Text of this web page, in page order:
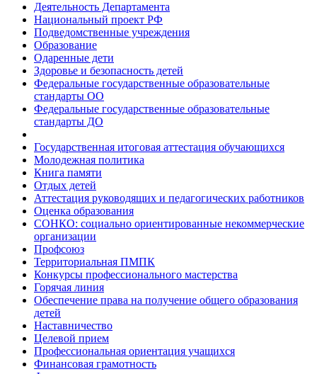
Деятельность Департамента
Национальный проект РФ
Подведомственные учреждения
Образование
Одаренные дети
Здоровье и безопасность детей
Федеральные государственные образовательные
стандарты ОО
Федеральные государственные образовательные
стандарты ДО
Государственная итоговая аттестация обучающихся
Молодежная политика
Книга памяти
Отдых детей
Аттестация руководящих и педагогических работников
Оценка образования
СОНКО: социально ориентированные некоммерческие
организации
Профсоюз
Территориальная ПМПК
Конкурсы профессионального мастерства
Горячая линия
Обеспечение права на получение общего образования
детей
Наставничество
Целевой прием
Профессиональная ориентация учащихся
Финансовая грамотность